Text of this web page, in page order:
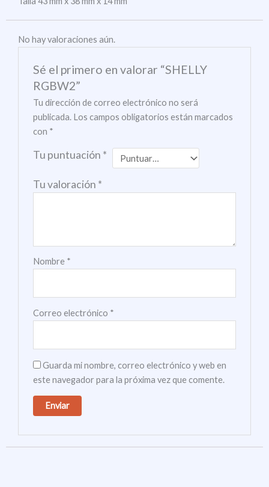
No hay valoraciones aún.
Sé el primero en valorar “SHELLY
RGBW2”
Tu dirección de correo electrónico no será
publicada. Los campos obligatorios están marcados
con *
Tu puntuación *
Tu valoración *
Nombre *
Correo electrónico *
Guarda mi nombre, correo electrónico y web en
este navegador para la próxima vez que comente.